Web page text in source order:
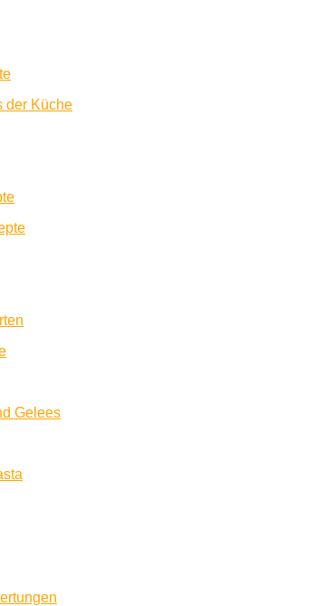
der Küche
Gelees